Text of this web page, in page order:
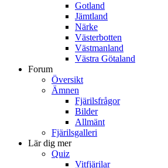
Gotland
Jämtland
Närke
Västerbotten
Västmanland
Västra Götaland
Forum
Översikt
Ämnen
Fjärilsfrågor
Bilder
Allmänt
Fjärilsgalleri
Lär dig mer
Quiz
Vitfjärilar